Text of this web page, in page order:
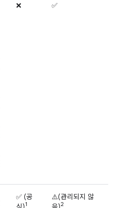
❌ ✅
✅ (공
1
⚠️(관리되지 않
2